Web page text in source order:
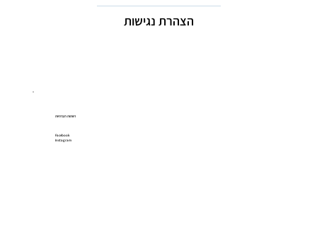
הצהרת נגישות
רשתות חברתיות
Facebook
Instagram